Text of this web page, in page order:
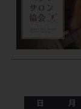
日
月